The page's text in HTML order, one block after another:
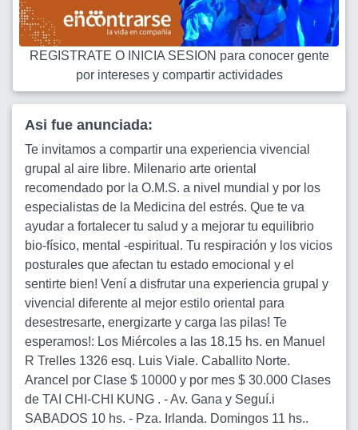
REGISTRATE O INICIA SESION para conocer gente
por intereses y compartir actividades
Asi fue anunciada:
Te invitamos a compartir una experiencia vivencial
grupal al aire libre. Milenario arte oriental
recomendado por la O.M.S. a nivel mundial y por los
especialistas de la Medicina del estrés. Que te va
ayudar a fortalecer tu salud y a mejorar tu equilibrio
bio-físico, mental -espiritual. Tu respiración y los vicios
posturales que afectan tu estado emocional y el
sentirte bien! Vení a disfrutar una experiencia grupal y
vivencial diferente al mejor estilo oriental para
desestresarte, energizarte y carga las pilas! Te
esperamos!: Los Miércoles a las 18.15 hs. en Manuel
R Trelles 1326 esq. Luis Viale. Caballito Norte.
Arancel por Clase $ 10000 y por mes $ 30.000 Clases
de TAI CHI-CHI KUNG . - Av. Gana y Seguí.i
SABADOS 10 hs. - Pza. Irlanda. Domingos 11 hs..